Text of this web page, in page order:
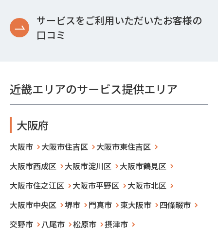
サービスをご利用いただいたお客様の
口コミ
近畿エリアのサービス提供エリア
大阪府
大阪市 大阪市住吉区
大阪市東住吉区
大阪市西成区
大阪市淀川区
大阪市鶴見区
大阪市住之江区
大阪市平野区
大阪市北区
大阪市中央区
堺市 門真市 東大阪市
四條畷市
交野市
八尾市 松原市 摂津市